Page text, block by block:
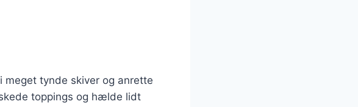
tynde skiver og anrette
toppings og hælde lidt